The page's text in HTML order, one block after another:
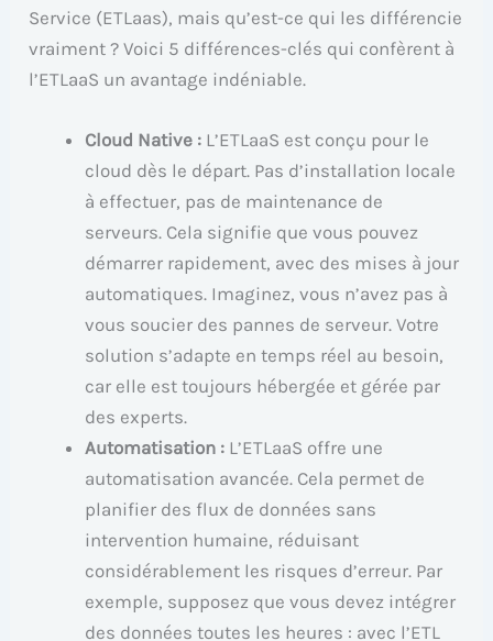
Service (ETLaas), mais qu’est-ce qui les différencie
vraiment ? Voici 5 différences-clés qui confèrent à
l’ETLaaS un avantage indéniable.
Cloud Native : L’ETLaaS est conçu pour le
cloud dès le départ. Pas d’installation locale
à effectuer, pas de maintenance de
serveurs. Cela signifie que vous pouvez
démarrer rapidement, avec des mises à jour
automatiques. Imaginez, vous n’avez pas à
vous soucier des pannes de serveur. Votre
solution s’adapte en temps réel au besoin,
car elle est toujours hébergée et gérée par
des experts.
Automatisation : L’ETLaaS offre une
automatisation avancée. Cela permet de
planifier des flux de données sans
intervention humaine, réduisant
considérablement les risques d’erreur. Par
exemple, supposez que vous devez intégrer
des données toutes les heures : avec l’ETL